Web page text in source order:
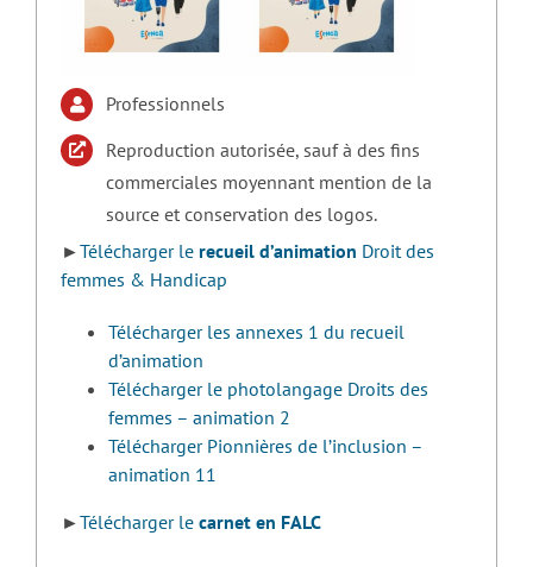
Professionnels
Reproduction autorisée, sauf à des fins
commerciales moyennant mention de la
source et conservation des logos.
►Télécharger le recueil d’animation Droit des
femmes & Handicap
Télécharger les annexes 1 du recueil
d’animation
Télécharger le photolangage Droits des
femmes – animation 2
Télécharger Pionnières de l’inclusion –
animation 11
►Télécharger le carnet en FALC